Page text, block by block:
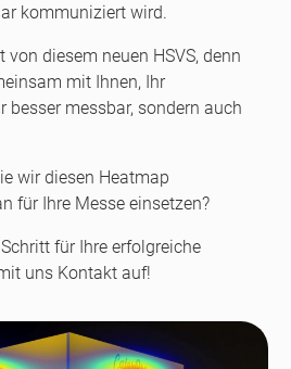
kommuniziert wird.
diesem neuen HSVS, denn
mit Ihnen, Ihr
besser messbar, sondern auch
wir diesen Heatmap
für Ihre Messe einsetzen?
für Ihre erfolgreiche
uns Kontakt auf!